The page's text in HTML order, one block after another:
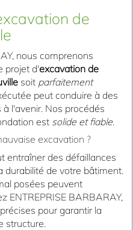
de
nous comprenons
projet d'excavation de
soit parfaitement
peut conduire à des
l'avenir. Nos procédés
est solide et fiable.
excavation ?
entraîner des défaillances
durabilité de votre bâtiment.
posées peuvent
ENTREPRISE BARBARAY,
pour garantir la
structure.